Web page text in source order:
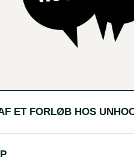
ET FORLØB HOS